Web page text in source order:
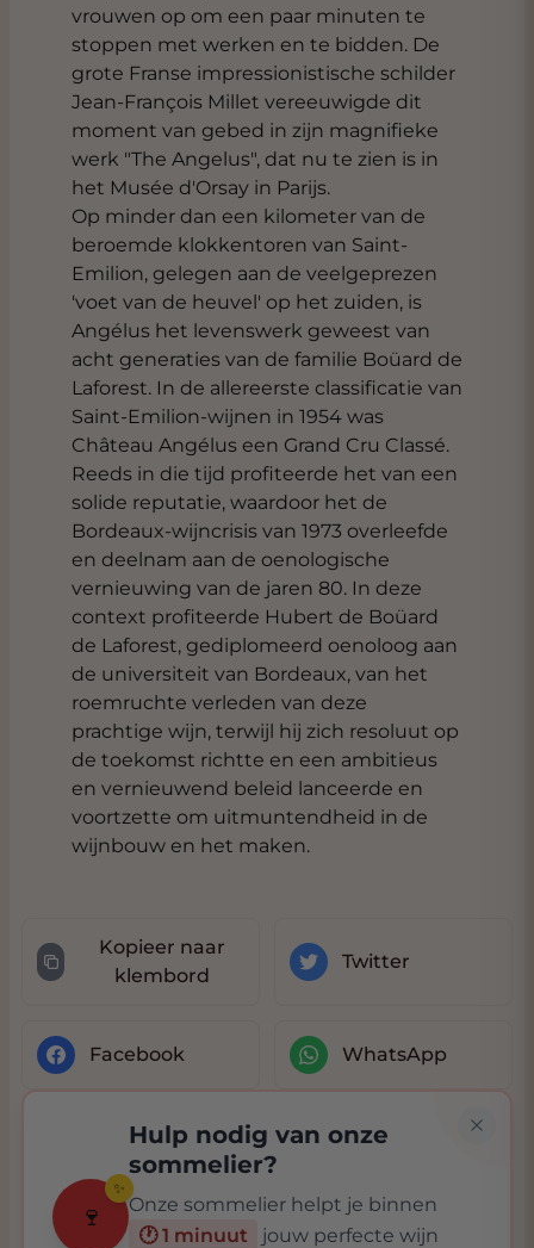
vrouwen op om een ​​paar minuten te
stoppen met werken en te bidden. De
grote Franse impressionistische schilder
Jean-François Millet vereeuwigde dit
moment van gebed in zijn magnifieke
werk "The Angelus", dat nu te zien is in
het Musée d'Orsay in Parijs.
Op minder dan een kilometer van de
beroemde klokkentoren van Saint-
Emilion, gelegen aan de veelgeprezen
'voet van de heuvel' op het zuiden, is
Angélus het levenswerk geweest van
acht generaties van de familie Boüard de
Laforest. In de allereerste classificatie van
Saint-Emilion-wijnen in 1954 was
Château Angélus een Grand Cru Classé.
Reeds in die tijd profiteerde het van een
solide reputatie, waardoor het de
Bordeaux-wijncrisis van 1973 overleefde
en deelnam aan de oenologische
vernieuwing van de jaren 80. In deze
context profiteerde Hubert de Boüard
de Laforest, gediplomeerd oenoloog aan
de universiteit van Bordeaux, van het
roemruchte verleden van deze
prachtige wijn, terwijl hij zich resoluut op
de toekomst richtte en een ambitieus
en vernieuwend beleid lanceerde en
voortzette om uitmuntendheid in de
wijnbouw en het maken.
Kopieer naar
klembord
Twitter
Facebook WhatsApp
🍷
✨
Hulp nodig van onze
sommelier?
Onze sommelier helpt je binnen
🕐 1 minuut
jouw perfecte wijn